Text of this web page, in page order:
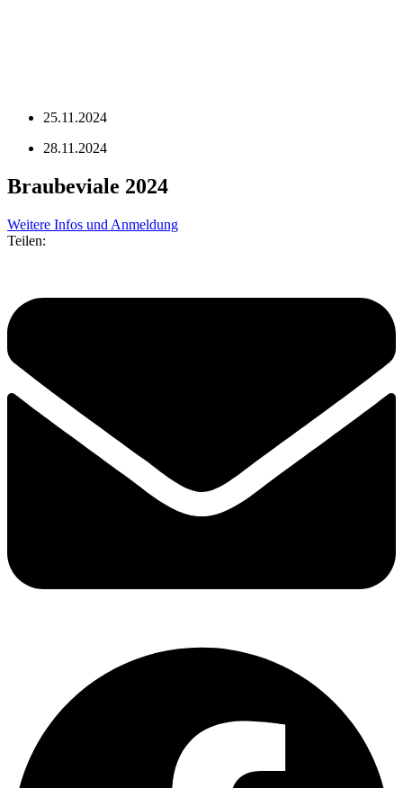
25.11.2024
28.11.2024
Braubeviale 2024
Weitere Infos und Anmeldung
Teilen: